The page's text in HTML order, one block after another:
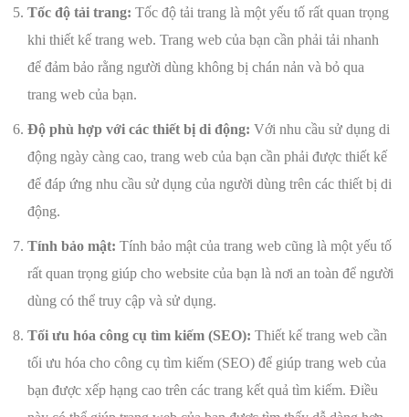
Tốc độ tải trang: Tốc độ tải trang là một yếu tố rất quan trọng
khi thiết kế trang web. Trang web của bạn cần phải tải nhanh
để đảm bảo rằng người dùng không bị chán nản và bỏ qua
trang web của bạn.
Độ phù hợp với các thiết bị di động: Với nhu cầu sử dụng di
động ngày càng cao, trang web của bạn cần phải được thiết kế
để đáp ứng nhu cầu sử dụng của người dùng trên các thiết bị di
động.
Tính bảo mật: Tính bảo mật của trang web cũng là một yếu tố
rất quan trọng giúp cho website của bạn là nơi an toàn để người
dùng có thể truy cập và sử dụng.
Tối ưu hóa công cụ tìm kiếm (SEO): Thiết kế trang web cần
tối ưu hóa cho công cụ tìm kiếm (SEO) để giúp trang web của
bạn được xếp hạng cao trên các trang kết quả tìm kiếm. Điều